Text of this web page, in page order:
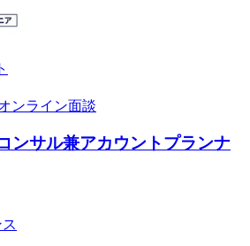
ンライン面談
ンサル兼アカウントプランナ